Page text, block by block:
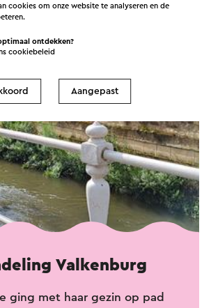
Valkenburg
ging met haar gezin op pad
cookies om onze website te analyseren en de
ontdekken?
cookiebeleid
Aangepast